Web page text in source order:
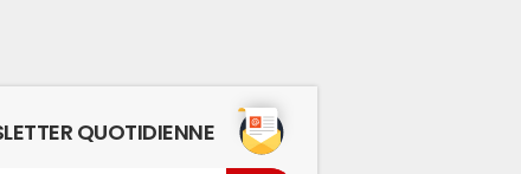
QUOTIDIENNE